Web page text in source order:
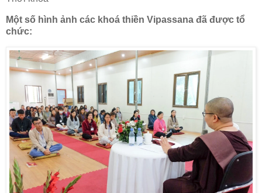
Một số hình ảnh các khoá thiền Vipassana đã được tổ
chức: